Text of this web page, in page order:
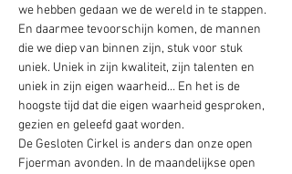
we hebben gedaan we de wereld in te stappen.
En daarmee tevoorschijn komen, de mannen
die we diep van binnen zijn, stuk voor stuk
uniek. Uniek in zijn kwaliteit, zijn talenten en
uniek in zijn eigen waarheid… En het is de
hoogste tijd dat die eigen waarheid gesproken,
gezien en geleefd gaat worden.
De Gesloten Cirkel is anders dan onze open
Fjoerman avonden. In de maandelijkse open